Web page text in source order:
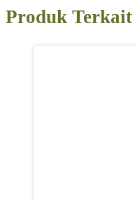
Produk Terkait